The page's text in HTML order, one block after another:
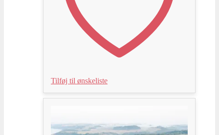
Tilføj til ønskeliste